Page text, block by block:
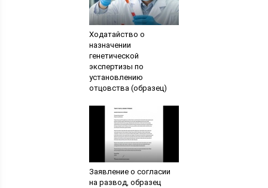
Ходатайство о
назначении
генетической
экспертизы по
установлению
отцовства (образец)
Заявление о согласии
на развод, образец